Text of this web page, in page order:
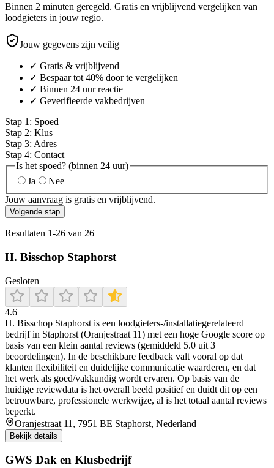
Binnen 2 minuten geregeld. Gratis en vrijblijvend vergelijken van
loodgieters in jouw regio.
Jouw gegevens zijn veilig
✓ Gratis & vrijblijvend
✓ Bespaar tot 40% door te vergelijken
✓ Binnen 24 uur reactie
✓ Geverifieerde vakbedrijven
Stap 1 : Spoed
Stap 2: Klus
Stap 3: Adres
Stap 4: Contact
Is het spoed? (binnen 24 uur)
Ja
Nee
Jouw aanvraag is gratis en vrijblijvend.
Volgende stap
Resultaten 1-26 van 26
H. Bisschop Staphorst
Gesloten
4.6
H. Bisschop Staphorst is een loodgieters-/installatiegerelateerd
bedrijf in Staphorst (Oranjestraat 11) met een hoge Google score op
basis van een klein aantal reviews (gemiddeld 5.0 uit 3
beoordelingen). In de beschikbare feedback valt vooral op dat
klanten flexibiliteit en duidelijke communicatie waarderen, en dat
het werk als goed/vakkundig wordt ervaren. Op basis van de
huidige reviewdata is het overall beeld positief en duidt dit op een
betrouwbare, professionele werkwijze, al is het totaal aantal reviews
beperkt.
Oranjestraat 11, 7951 BE Staphorst, Nederland
Bekijk details
GWS Dak en Klusbedrijf